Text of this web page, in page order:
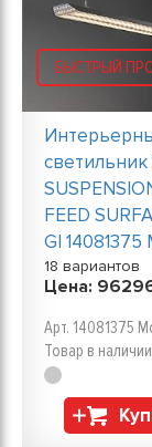
БЫСТРЫЙ
светильник
FEED
GI 14081375
18 вариантов
Цена:
Арт. 14081375
Товар в наличии